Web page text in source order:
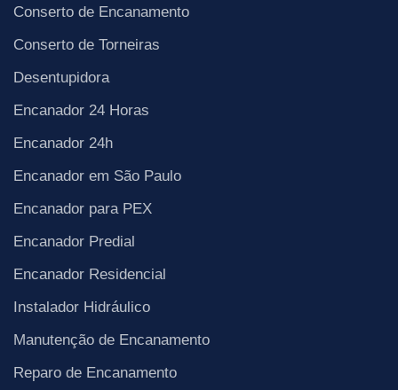
Conserto de Encanamento
Conserto de Torneiras
Desentupidora
Encanador 24 Horas
Encanador 24h
Encanador em São Paulo
Encanador para PEX
Encanador Predial
Encanador Residencial
Instalador Hidráulico
Manutenção de Encanamento
Reparo de Encanamento